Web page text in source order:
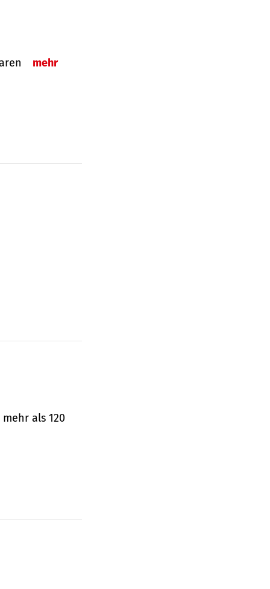
mehr
als 120